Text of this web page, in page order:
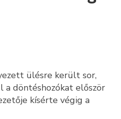
ülésre került sor,
döntéshozókat először
kísérte végig a